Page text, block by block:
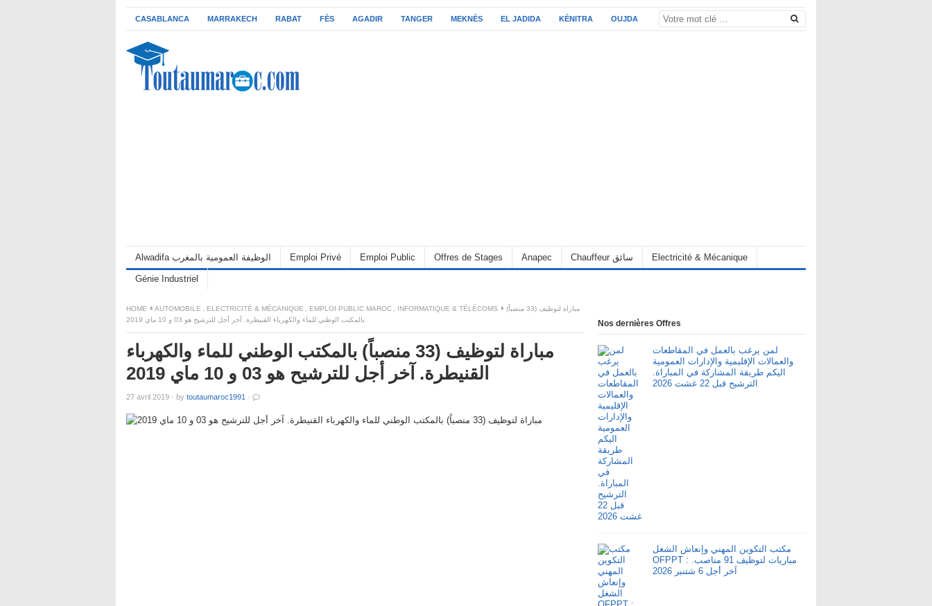
CASABLANCA MARRAKECH RABAT FÈS AGADIR TANGER MEKNÈS EL JADIDA KÉNITRA OUJDA
Alwadifa الوظيفة العمومية بالمغرب Emploi Privé Emploi Public Offres de Stages Anapec Chauffeur سائق Electricité & Mécanique
Génie Industriel
HOME AUTOMOBILE ELECTRICITÉ & MÉCANIQUE EMPLOI PUBLIC MAROC INFORMATIQUE & TÉLÉCOMS
مباراة لتوظيف (33 منصباً)
بالمكتب الوطني للماء والكهرباء القنيطرة. آخر أجل للترشيح هو 03 و 10 ماي 2019
مباراة لتوظيف (33 منصباً) بالمكتب الوطني للماء والكهرباء
القنيطرة. آخر أجل للترشيح هو 03 و 10 ماي 2019
27 avril 2019 · by toutaumaroc1991 ·
Nos dernières Offres
لمن يرغب بالعمل في المقاطعات
والعمالات الإقليمية والإدارات العمومية
اليكم طريقة المشاركة في المباراة.
الترشيح قبل 22 غشت 2026
مكتب التكوين المهني وإنعاش الشغل
OFPPT : مباريات لتوظيف 91 مناصب.
آخر أجل 6 شتنبر 2026